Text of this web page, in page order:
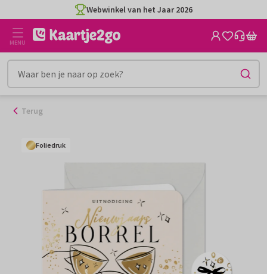
naar
inhoud
Webwinkel van het Jaar 2026
MENU
Terug
Foliedruk
Foliedruk
Foliedruk
Foliedruk
Foliedruk